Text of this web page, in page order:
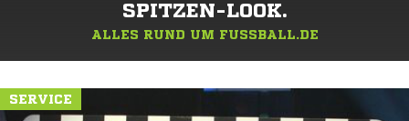
SPITZEN-LOOK.
ALLES RUND UM FUSSBALL.DE
SERVICE